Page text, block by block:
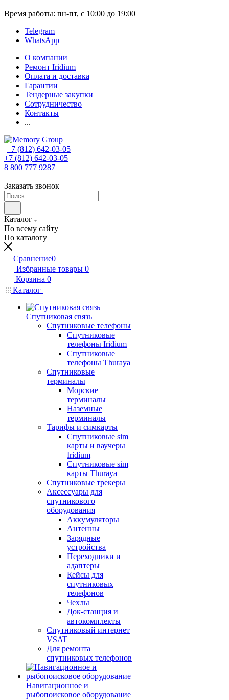
Время работы: пн-пт, с 10:00 до 19:00
Telegram
WhatsApp
О компании
Ремонт Iridium
Оплата и доставка
Гарантии
Тендерные закупки
Сотрудничество
Контакты
...
+7 (812) 642-03-05
+7 (812) 642-03-05
8 800 777 9287
Заказать звонок
Каталог
По всему сайту
По каталогу
Сравнение0
Избранные товары 0
Корзина 0
Каталог
Спутниковая связь
Спутниковые телефоны
Спутниковые
телефоны Iridium
Спутниковые
телефоны Thuraya
Спутниковые
терминалы
Морские
терминалы
Наземные
терминалы
Тарифы и симкарты
Спутниковые sim
карты и ваучеры
Iridium
Спутниковые sim
карты Thuraya
Спутниковые трекеры
Аксессуары для
спутникового
оборудования
Аккумуляторы
Антенны
Зарядные
устройства
Переходники и
адаптеры
Кейсы для
спутниковых
телефонов
Чехлы
Док-станция и
автокомплекты
Спутниковый интернет
VSAT
Для ремонта
спутниковых телефонов
Навигационное и
рыбопоисковое оборудование